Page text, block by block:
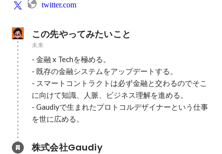
twitter.com
この先やってみたいこと
未来
- 金融 x Techを極める。
- 既存の金融システムをアップデートする。
- スマートコントラクトは必ず金融と交わるのでそこ
に向けて知識、人脈、ビジネス理解を進める。
- Gaudiyで生まれたプロトコルデザイナーという仕事
を世に広める。
株式会社Gaudiy